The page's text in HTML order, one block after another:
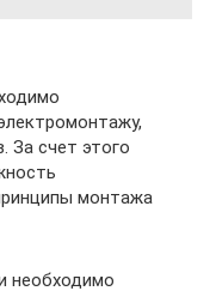
За счет этого
монтажа
необходимо